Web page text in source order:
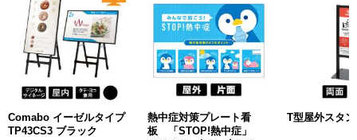
Comabo イーゼルタイプ
TP43CS3 ブラック
熱中症対策プレート看
板 「STOP!熱中症」
T型屋外スタ